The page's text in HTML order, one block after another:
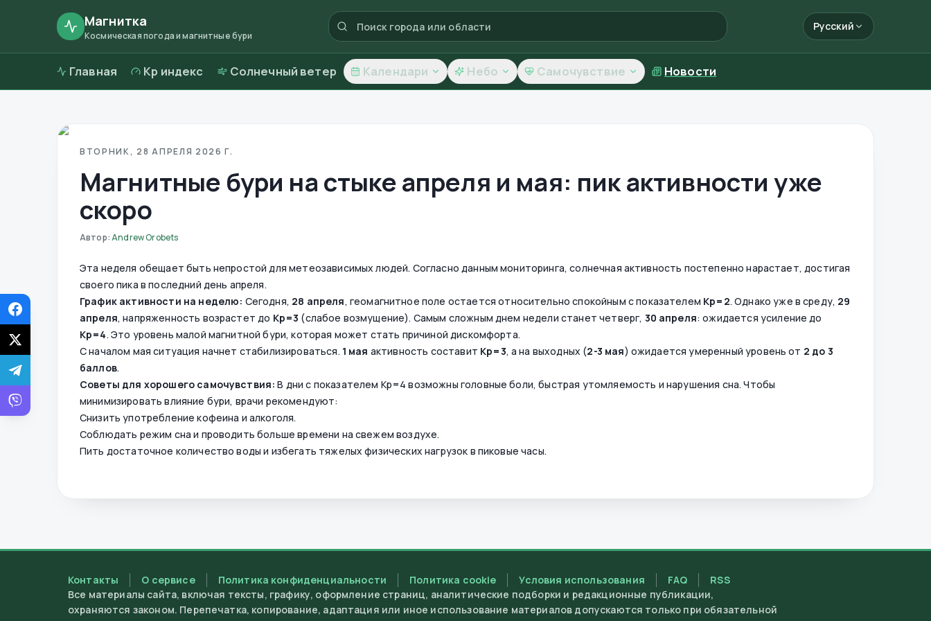
Магнитка
Космическая погода и магнитные бури
Русский
Главная Kp индекс Солнечный ветер Календари Небо Самочувствие Новости
ВТОРНИК, 28 АПРЕЛЯ 2026 Г.
Магнитные бури на стыке апреля и мая: пик активности уже
скоро
Автор:Andrew Orobets
Эта неделя обещает быть непростой для метеозависимых людей. Согласно данным мониторинга, солнечная активность постепенно нарастает, достигая
своего пика в последний день апреля.
График активности на неделю: Сегодня, 28 апреля, геомагнитное поле остается относительно спокойным с показателем Kp=2. Однако уже в среду, 29
апреля, напряженность возрастет до Kp=3 (слабое возмущение). Самым сложным днем недели станет четверг, 30 апреля: ожидается усиление до
Kp=4. Это уровень малой магнитной бури, которая может стать причиной дискомфорта.
С началом мая ситуация начнет стабилизироваться. 1 мая активность составит Kp=3, а на выходных (2-3 мая) ожидается умеренный уровень от 2 до 3
баллов.
Советы для хорошего самочувствия: В дни с показателем Kp=4 возможны головные боли, быстрая утомляемость и нарушения сна. Чтобы
минимизировать влияние бури, врачи рекомендуют:
Снизить употребление кофеина и алкоголя.
Соблюдать режим сна и проводить больше времени на свежем воздухе.
Пить достаточное количество воды и избегать тяжелых физических нагрузок в пиковые часы.
Контакты О сервисе Политика конфиденциальности Политика cookie Условия использования FAQ
RSS
Все материалы сайта, включая тексты, графику, оформление страниц, аналитические подборки и редакционные публикации,
охраняются законом. Перепечатка, копирование, адаптация или иное использование материалов допускаются только при обязательной